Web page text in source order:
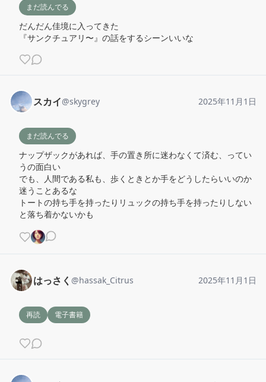
まだ読んでる
だんだん佳境に入ってきた
『サンクチュアリ〜』の話をするシーンいいな
スカイ@skygrey 2025年11月1日
まだ読んでる
ナップザックがあれば、手の置き所に迷わなくて済む、ってい
うの面白い
でも、人間である私も、歩くときとか手をどうしたらいいのか
迷うことあるな
トートの持ち手を持ったりリュックの持ち手を持ったりしない
と落ち着かないかも
はっさく @hassak_Citrus 2025年11月1日
再読 電子書籍